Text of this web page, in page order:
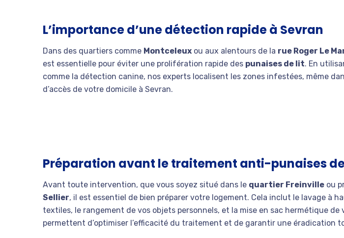
L’importance d’une détection rapide à Sevran
Dans des quartiers comme Montceleux ou aux alentours de la rue Roger Le
est essentielle pour éviter une prolifération rapide des punaises de lit. En
comme la détection canine, nos experts localisent les zones infestées, même
d’accès de votre domicile à Sevran.
Préparation avant le traitement anti-punaises
Avant toute intervention, que vous soyez situé dans le quartier Freinville ou
Sellier, il est essentiel de bien préparer votre logement. Cela inclut le lavage à
textiles, le rangement de vos objets personnels, et la mise en sac hermétique de
permettent d’optimiser l’efficacité du traitement et de garantir une éradication